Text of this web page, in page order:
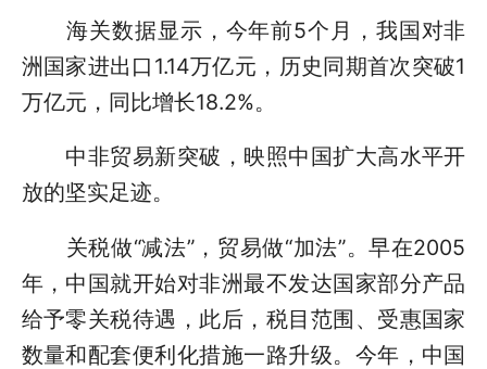
海关数据显示，今年前5个月，我国对非
洲国家进出口1.14万亿元，历史同期首次突破1
万亿元，同比增长18.2%。
中非贸易新突破，映照中国扩大高水平开
放的坚实足迹。
关税做“减法”，贸易做“加法”。早在2005
年，中国就开始对非洲最不发达国家部分产品
给予零关税待遇，此后，税目范围、受惠国家
数量和配套便利化措施一路升级。今年，中国